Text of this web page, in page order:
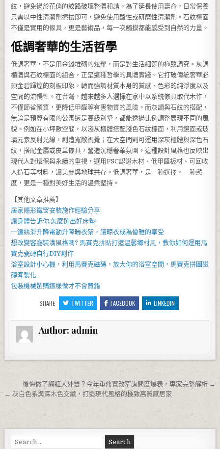
紋，避免過於花俏的紋路破壞整體和諧。為了延長使用壽命，日常保養
只需以中性清潔劑擦拭即可，避免使用酸性或研磨性清潔劑。石紋檯面
不僅是實用的傢具，更是藝術品，每一次觸摸都能感受到自然的力量。
低調奢華的生活哲學
低調奢華，不是用金錢堆砌的炫耀，而是對生活細節的極致講究。灰調
櫃體與石紋檯面的組合，正是這種哲學的具體實踐。它打破傳統奢華必
須金碧輝煌的刻板印象，轉而強調材質本身的質感、色彩的純淨度以及
空間的流暢性。在台灣，越來越多人選擇在家中以系統傢具取代木作，
不僅節省預算，更降低甲醛等有害物質的風險。而灰調與石紋的搭配，
無論是預算有限的公寓還是高級別墅，都能透過比例調整展現不同的風
貌。例如在小坪數空間，以淺灰櫃體搭配淺色石紋檯面，利用鏡面或玻
璃元素反射光線，創造寬敞視覺；在大空間則可運用深灰櫃體與深色石
紋，搭配金屬或皮革傢具，營造沉穩奢華氛圍。這種設計風格也反映出
現代人對環保與永續的重視，選用FSC認證木材、低甲醛板材、可回收
人造石等材料，讓美麗與地球共存。低調奢華，是一種選擇，一種態
度，更是一種對美好生活的溫柔堅持。
【其他文章推薦】
居家隱形鐵窗安裝施作經驗分享
讓身體告訴你,怎麼選出好床墊!
一鍵絲滑升降電動升降曬衣架 ，讓晾衣成為優雅的享受
想改變客廳裝潢風格嗎? 馬賽克拼貼打造溫馨鄉村風，教你如何運用 馬
賽克瓷磚自行DIY創作
浴室設計小心機，利用 馬賽克磁磚 ，放大你的浴室空間， 馬賽克拼圖磁
磚客製化
包裝機械選購這樣做才不會買錯
SHARE: TWITTER FACEBOOK LINKEDIN
Author: admin
文章導覽
後悔做了網紅大外雙？今年重修寬改窄詢問度爆表，專家完整解析 →
← 灰白色系與深木色交織，打造現代風格的極致高質感居家
Search for: